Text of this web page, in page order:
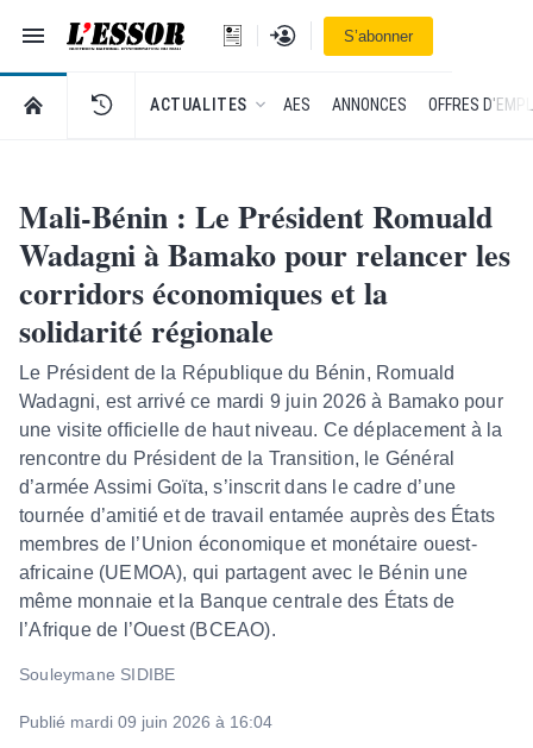
Navigation
L'Essor - retour à la une
Se connecterS’abonner
RETOUR À LA PAGE D’ACCUEIL DE L'ESSOR
ACTUALITES AES ANNONCES OFFRES
Mali-Bénin : Le Président Romuald
Wadagni à Bamako pour relancer les
corridors économiques et la
solidarité régionale
Le Président de la République du Bénin, Romuald
Wadagni, est arrivé ce mardi 9 juin 2026 à Bamako pour
une visite officielle de haut niveau. Ce déplacement à la
rencontre du Président de la Transition, le Général
d’armée Assimi Goïta, s’inscrit dans le cadre d’une
tournée d’amitié et de travail entamée auprès des États
membres de l’Union économique et monétaire ouest-
africaine (UEMOA), qui partagent avec le Bénin une
même monnaie et la Banque centrale des États de
l’Afrique de l’Ouest (BCEAO).
Souleymane SIDIBE
Publié mardi 09 juin 2026 à 16:04